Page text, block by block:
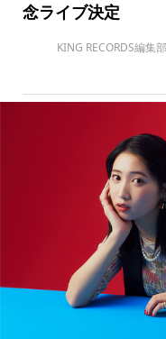
念ライブ決定
KING RECORDS編集部